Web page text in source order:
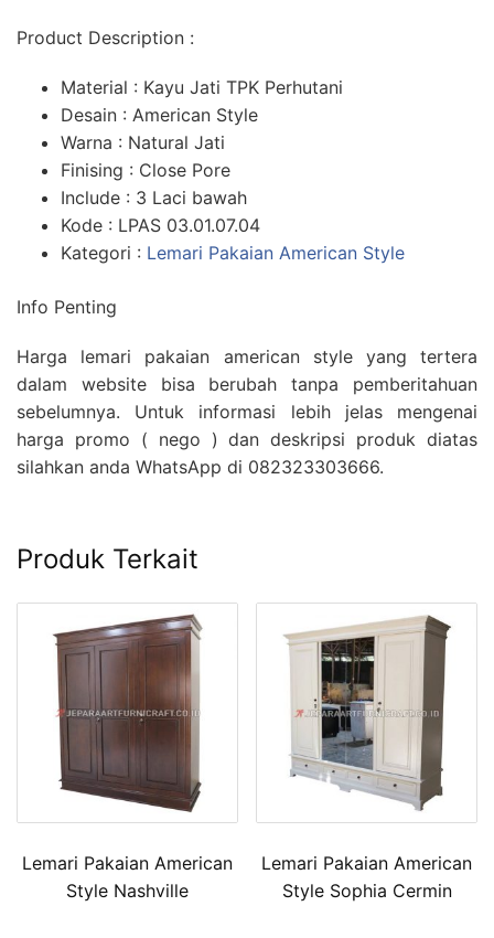
Product Description :
Material : Kayu Jati TPK Perhutani
Desain : American Style
Warna : Natural Jati
Finising : Close Pore
Include : 3 Laci bawah
Kode : LPAS 03.01.07.04
Kategori : Lemari Pakaian American Style
Info Penting
Harga lemari pakaian american style yang tertera
dalam website bisa berubah tanpa pemberitahuan
sebelumnya. Untuk informasi lebih jelas mengenai
harga promo ( nego ) dan deskripsi produk diatas
silahkan anda WhatsApp di 082323303666.
Produk Terkait
Lemari Pakaian American
Style Nashville
Lemari Pakaian American
Style Sophia Cermin